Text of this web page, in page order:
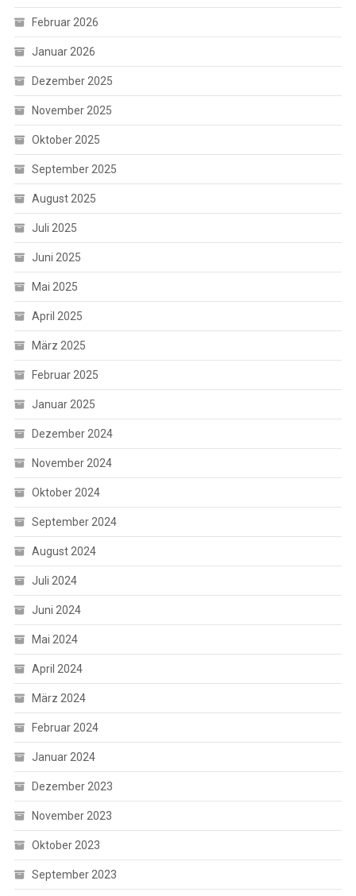
Februar 2026
Januar 2026
Dezember 2025
November 2025
Oktober 2025
September 2025
August 2025
Juli 2025
Juni 2025
Mai 2025
April 2025
März 2025
Februar 2025
Januar 2025
Dezember 2024
November 2024
Oktober 2024
September 2024
August 2024
Juli 2024
Juni 2024
Mai 2024
April 2024
März 2024
Februar 2024
Januar 2024
Dezember 2023
November 2023
Oktober 2023
September 2023